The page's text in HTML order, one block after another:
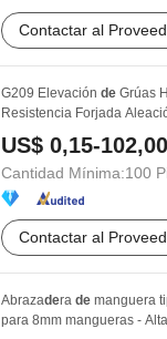
Contactar al
G209 Elevación de Grúas
Resistencia Forjada
US$ 0,15-102,00
Cantidad Mínima:100
Contactar al
Abrazadera de manguera
para 8mm mangueras -